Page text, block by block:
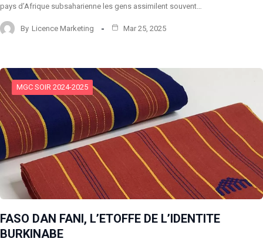
pays d’Afrique subsaharienne les gens assimilent souvent…
By Licence Marketing Mar 25, 2025
MGC SOIR 2024-2025
FASO DAN FANI, L’ETOFFE DE L’IDENTITE
BURKINABE